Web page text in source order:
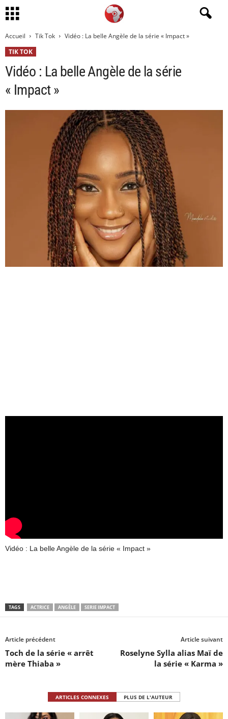
Accueil Tik Tok
Vidéo : La belle Angèle de la série « Impact »
TIK TOK
Vidéo : La belle Angèle de la série
« Impact »
Vidéo : La belle Angèle de la série « Impact »
TAGS ACTRICE ANGÈLE SERIE IMPACT
Article précédent
Toch de la série « arrêt
mère Thiaba »
Article suivant
Roselyne Sylla alias Maï de
la série « Karma »
ARTICLES CONNEXES PLUS DE L'AUTEUR